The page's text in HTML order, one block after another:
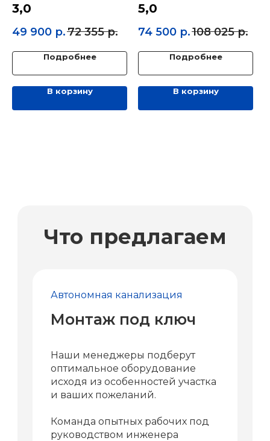
3,0
49 900 р.72 355 р.
Подробнее
В корзину
5,0
74 500 р.108 025 р.
Подробнее
В корзину
Что предлагаем
Наши менеджеры подберут
оптимальное оборудование
исходя из особенностей участка
и ваших пожеланий.
Команда опытных рабочих под
руководством инженера
Монтаж под ключ
Автономная канализация